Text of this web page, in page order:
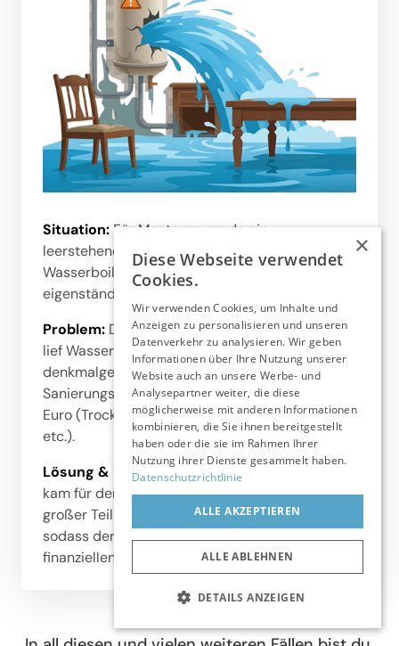
Situation: Für Monteure wurde ein
leerstehendes Haus angemietet. Der defekte
Wasserboiler wurde von den Handwerkern
eigenständig „repariert“.
Problem: Durch die unsachgemäße Reparatur
lief Wasser aus und setzte das gesamte
denkmalgeschützte Gebäude unter Wasser. Die
Sanierungskosten beliefen sich auf rund 54.000
Euro (Trocknung, Putzarbeiten, Malerarbeiten
etc.).
Lösung & Ergebnis: Die Betriebshaftpflicht
kam für den Schaden auf. Damit konnte ein
großer Teil der Kosten abgefangen werden,
sodass der Vermieter keine zusätzlichen
finanziellen Einbußen hatte.
×
Diese Webseite verwendet
Cookies.
Wir verwenden Cookies, um Inhalte und
Anzeigen zu personalisieren und unseren
Datenverkehr zu analysieren. Wir geben
Informationen über Ihre Nutzung unserer
Website auch an unsere Werbe- und
Analysepartner weiter, die diese
möglicherweise mit anderen Informationen
kombinieren, die Sie ihnen bereitgestellt
haben oder die sie im Rahmen Ihrer
Nutzung ihrer Dienste gesammelt haben.
Datenschutzrichtlinie
ALLE AKZEPTIEREN
ALLE ABLEHNEN
DETAILS ANZEIGEN
UNBEDINGT ERFORDERLICH